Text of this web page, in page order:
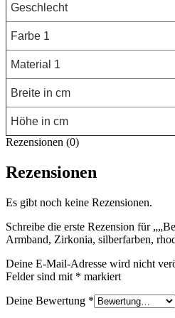
Geschlecht
Farbe 1
Material 1
Breite in cm
Höhe in cm
Rezensionen (0)
Rezensionen
Es gibt noch keine Rezensionen.
Schreibe die erste Rezension für
Armband, Zirkonia, silberfarben,
Deine E-Mail-Adresse wird nicht
Felder sind mit * markiert
Deine Bewertung *